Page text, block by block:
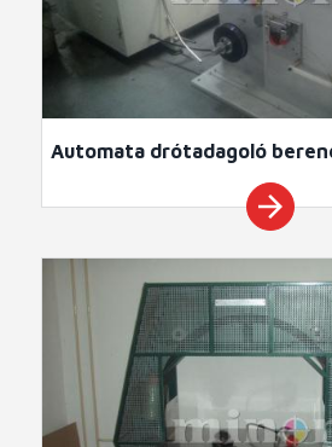
Automata drótadagoló
arrow_forward